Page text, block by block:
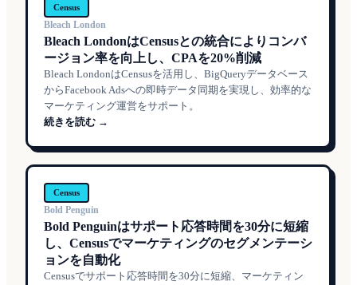
Census
Bleach London
Bleach LondonはCensusとの統合によりコンバ
ージョン率を向上し、CPAを20%削減
Bleach LondonはCensusを活用し、BigQueryデータベース
からFacebook Adsへの即時データ同期を実現し、効率的な
マーケティング運営をサポート。
続きを読む →
Census
Bold Penguin
Bold Penguinはサポート応答時間を30分に短縮
し、Censusでマーケティングのセグメンテーシ
ョンを自動化
Censusでサポート応答時間を30分に短縮、マーケティン